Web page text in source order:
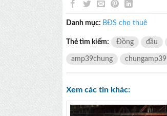
Danh mục: BĐS cho thuê
Thẻ tìm kiếm: Đồng đầu
amp39chung chungamp39
Xem các tin khác: